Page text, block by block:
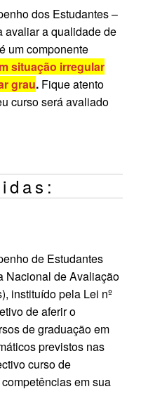
dos Estudantes –
avaliar a qualidade de
um componente
situação irregular
grau. Fique atento
curso será avaliado
de Estudantes
Nacional de Avaliação
instituído pela Lei nº
de aferir o
de graduação em
previstos nas
curso de
em sua